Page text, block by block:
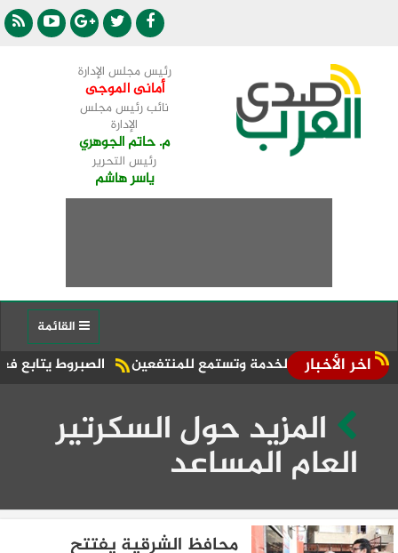
رئيس مجلس الإدارة
أمانى الموجى
نائب رئيس مجلس
الإدارة
م. حاتم الجوهري
رئيس التحرير
ياسر هاشم
اخر الأخبار الصبروط يتابع فعاليات الخدمة وتستمع للمنتفعين
المزيد حول السكرتير
العام المساعد
محافظ الشرقية يفتتح